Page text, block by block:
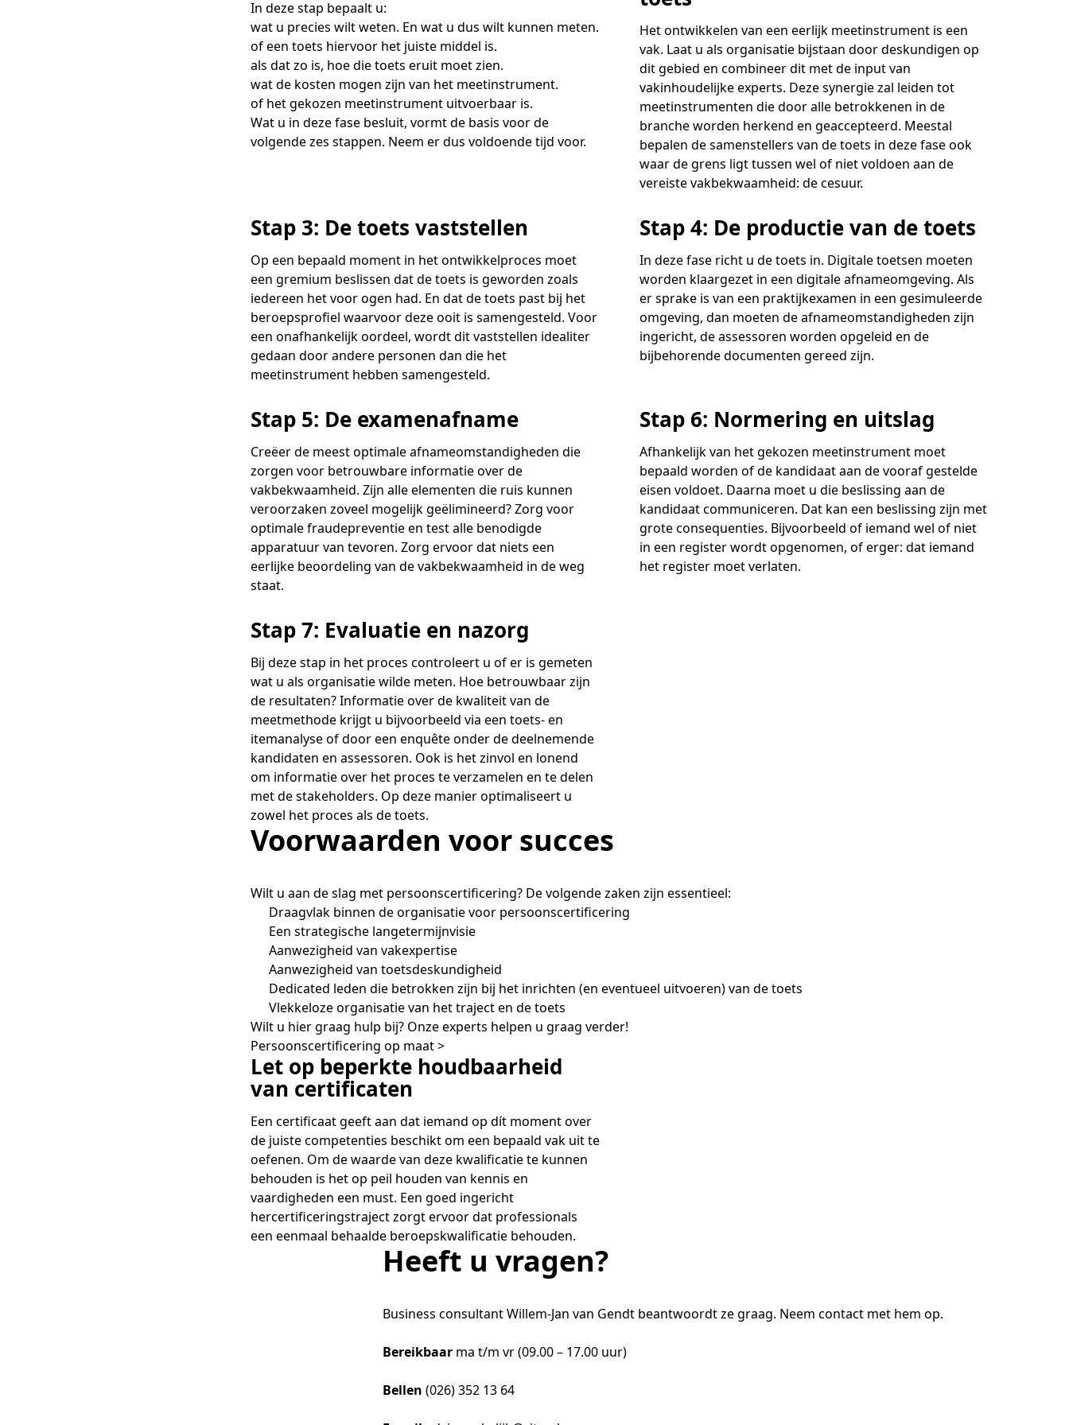
Snel naar
Bestellen
Jaarkalender
Ontmoet de Pure Pubers
Samen bouwen voor het vo
Nieuwsbrief Kijk- en luistertoetsen
Sociaal-emotionele ontwikkeling
Snel naar
Ondersteuning
Reken- en taalontwikkeling
Op de hoogte blijven
Snel naar
Training Beoordelen
Training Toetsdeskundige
Training Examencommissie
Academische Woordenschattoets
Training & advies ho
Aanmelden nieuwsbrief ho
Snel naar
Basisexamen inburgering Buitenland
Staatsexamen Nt2
Alfabetisering
Vakmanschap Zonnestroom
NLQF kwalificatie
Zorg & welzijn
Willem-Jan van Gendt
Nienke Elijzen
Kim Hendriks-Cornelissen
Peter van den Berg
Wouter Roelofs
De leeropbrengst van toetsen
Kennisbank Stichting Cito
Toetstechnische begrippenlijst
Zzp-trainers gezocht
Stageopdrachten
Collega's aan het woord
In deze stap bepaalt u:
wat u precies wilt weten. En wat u dus wilt kunnen meten.
of een toets hiervoor het juiste middel is.
als dat zo is, hoe die toets eruit moet zien.
wat de kosten mogen zijn van het meetinstrument.
of het gekozen meetinstrument uitvoerbaar is.
Wat u in deze fase besluit, vormt de basis voor de
volgende zes stappen. Neem er dus voldoende tijd voor.
Het ontwikkelen van een eerlijk meetinstrument is een
vak. Laat u als organisatie bijstaan door deskundigen op
dit gebied en combineer dit met de input van
vakinhoudelijke experts. Deze synergie zal leiden tot
meetinstrumenten die door alle betrokkenen in de
branche worden herkend en geaccepteerd. Meestal
bepalen de samenstellers van de toets in deze fase ook
waar de grens ligt tussen wel of niet voldoen aan de
vereiste vakbekwaamheid: de cesuur.
Stap 3: De toets vaststellen
Op een bepaald moment in het ontwikkelproces moet
een gremium beslissen dat de toets is geworden zoals
iedereen het voor ogen had. En dat de toets past bij het
beroepsprofiel waarvoor deze ooit is samengesteld. Voor
een onafhankelijk oordeel, wordt dit vaststellen idealiter
gedaan door andere personen dan die het
meetinstrument hebben samengesteld.
Stap 4: De productie van de toets
In deze fase richt u de toets in. Digitale toetsen moeten
worden klaargezet in een digitale afnameomgeving. Als
er sprake is van een praktijkexamen in een gesimuleerde
omgeving, dan moeten de afnameomstandigheden zijn
ingericht, de assessoren worden opgeleid en de
bijbehorende documenten gereed zijn.
Stap 5: De examenafname
Creëer de meest optimale afnameomstandigheden die
zorgen voor betrouwbare informatie over de
vakbekwaamheid. Zijn alle elementen die ruis kunnen
veroorzaken zoveel mogelijk geëlimineerd? Zorg voor
optimale fraudepreventie en test alle benodigde
apparatuur van tevoren. Zorg ervoor dat niets een
eerlijke beoordeling van de vakbekwaamheid in de weg
staat.
Stap 6: Normering en uitslag
Afhankelijk van het gekozen meetinstrument moet
bepaald worden of de kandidaat aan de vooraf gestelde
eisen voldoet. Daarna moet u die beslissing aan de
kandidaat communiceren. Dat kan een beslissing zijn met
grote consequenties. Bijvoorbeeld of iemand wel of niet
in een register wordt opgenomen, of erger: dat iemand
het register moet verlaten.
Stap 7: Evaluatie en nazorg
Bij deze stap in het proces controleert u of er is gemeten
wat u als organisatie wilde meten. Hoe betrouwbaar zijn
de resultaten? Informatie over de kwaliteit van de
meetmethode krijgt u bijvoorbeeld via een toets- en
itemanalyse of door een enquête onder de deelnemende
kandidaten en assessoren. Ook is het zinvol en lonend
om informatie over het proces te verzamelen en te delen
met de stakeholders. Op deze manier optimaliseert u
zowel het proces als de toets.
Voorwaarden voor succes
Wilt u aan de slag met persoonscertificering? De volgende zaken zijn essentieel:
Draagvlak binnen de organisatie voor persoonscertificering
Een strategische langetermijnvisie
Aanwezigheid van vakexpertise
Aanwezigheid van toetsdeskundigheid
Dedicated leden die betrokken zijn bij het inrichten (en eventueel uitvoeren) van de toets
Vlekkeloze organisatie van het traject en de toets
Wilt u hier graag hulp bij? Onze experts helpen u graag verder!
Persoonscertificering op maat >
Let op beperkte houdbaarheid
van certificaten
Een certificaat geeft aan dat iemand op dít moment over
de juiste competenties beschikt om een bepaald vak uit te
oefenen. Om de waarde van deze kwalificatie te kunnen
behouden is het op peil houden van kennis en
vaardigheden een must. Een goed ingericht
hercertificeringstraject zorgt ervoor dat professionals
een eenmaal behaalde beroepskwalificatie behouden.
Heeft u vragen?
Business consultant Willem-Jan van Gendt beantwoordt ze graag. Neem contact met hem op.
Bereikbaar ma t/m vr (09.00 – 17.00 uur)
Bellen (026) 352 13 64